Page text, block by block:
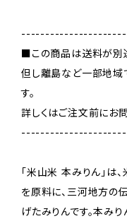
■この商品は送料が別
但し離島など一部地域
す。
詳しくはご注文前にお
「米山米 本みりん」は
を原料に、三河地方の
げたみりんです。本み